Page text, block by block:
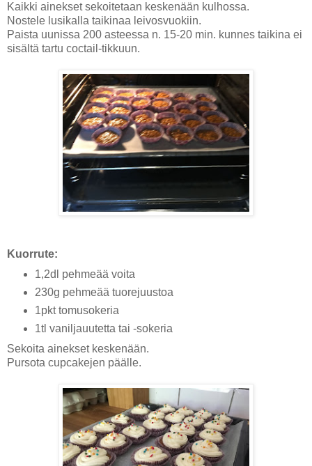
Kaikki ainekset sekoitetaan keskenään kulhossa.
Nostele lusikalla taikinaa leivosvuokiin.
Paista uunissa 200 asteessa n. 15-20 min. kunnes taikina ei
sisältä tartu coctail-tikkuun.
Kuorrute:
1,2dl pehmeää voita
230g pehmeää tuorejuustoa
1pkt tomusokeria
1tl vaniljauutetta tai -sokeria
Sekoita ainekset keskenään.
Pursota cupcakejen päälle.